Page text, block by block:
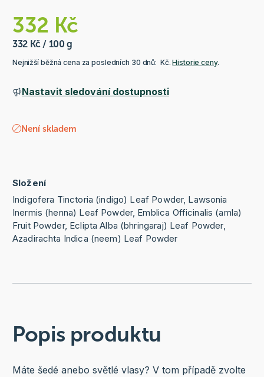
332 Kč
332 Kč / 100 g
Nejnižší běžná cena za posledních 30 dnů: Kč.Historie ceny.
Nastavit sledování dostupnosti
Není skladem
Složení
Indigofera Tinctoria (indigo) Leaf Powder, Lawsonia
Inermis (henna) Leaf Powder, Emblica Officinalis (amla)
Fruit Powder, Eclipta Alba (bhringaraj) Leaf Powder,
Azadirachta Indica (neem) Leaf Powder
Popis produktu
Máte šedé anebo světlé vlasy? V tom případě zvolte